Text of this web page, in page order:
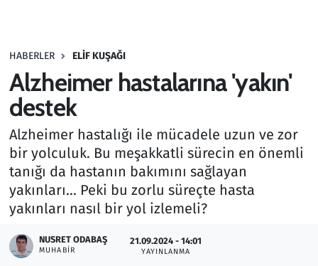
HABERLER ELIF KUŞAĞI
Alzheimer hastalarına 'yakın'
destek
Alzheimer hastalığı ile mücadele uzun ve zor
bir yolculuk. Bu meşakkatli sürecin en önemli
tanığı da hastanın bakımını sağlayan
yakınları… Peki bu zorlu süreçte hasta
yakınları nasıl bir yol izlemeli?
NUSRET ODABAŞ
MUHABIR
21.09.2024 - 14:01
YAYINLANMA
Haber
Kültür Sanat
Kurumsal Haberler
Lezzet Durağı
Memur ve Kamu
Otomobil